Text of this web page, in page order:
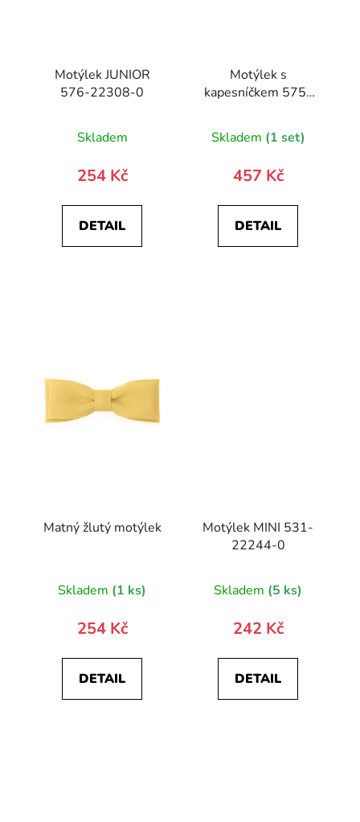
Motýlek JUNIOR
576-22308-0
Skladem
254 Kč
DETAIL
Motýlek s
kapesníčkem 575-
Skladem (1 set)
457 Kč
DETAIL
Matný žlutý motýlek
Skladem (1 ks)
254 Kč
DETAIL
Motýlek MINI 531-
22244-0
Skladem (5 ks)
242 Kč
DETAIL